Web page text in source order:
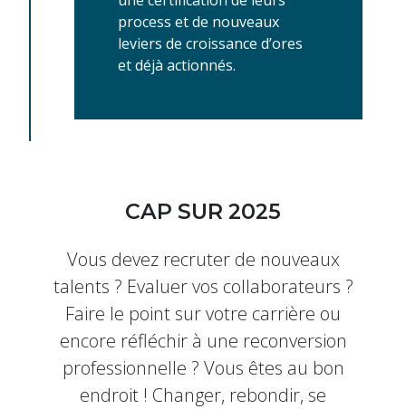
process et de nouveaux
leviers de croissance d’ores
et déjà actionnés.
CAP SUR 2025
Vous devez recruter de nouveaux
talents ? Evaluer vos collaborateurs ?
Faire le point sur votre carrière ou
encore réfléchir à une reconversion
professionnelle ? Vous êtes au bon
endroit ! Changer, rebondir, se